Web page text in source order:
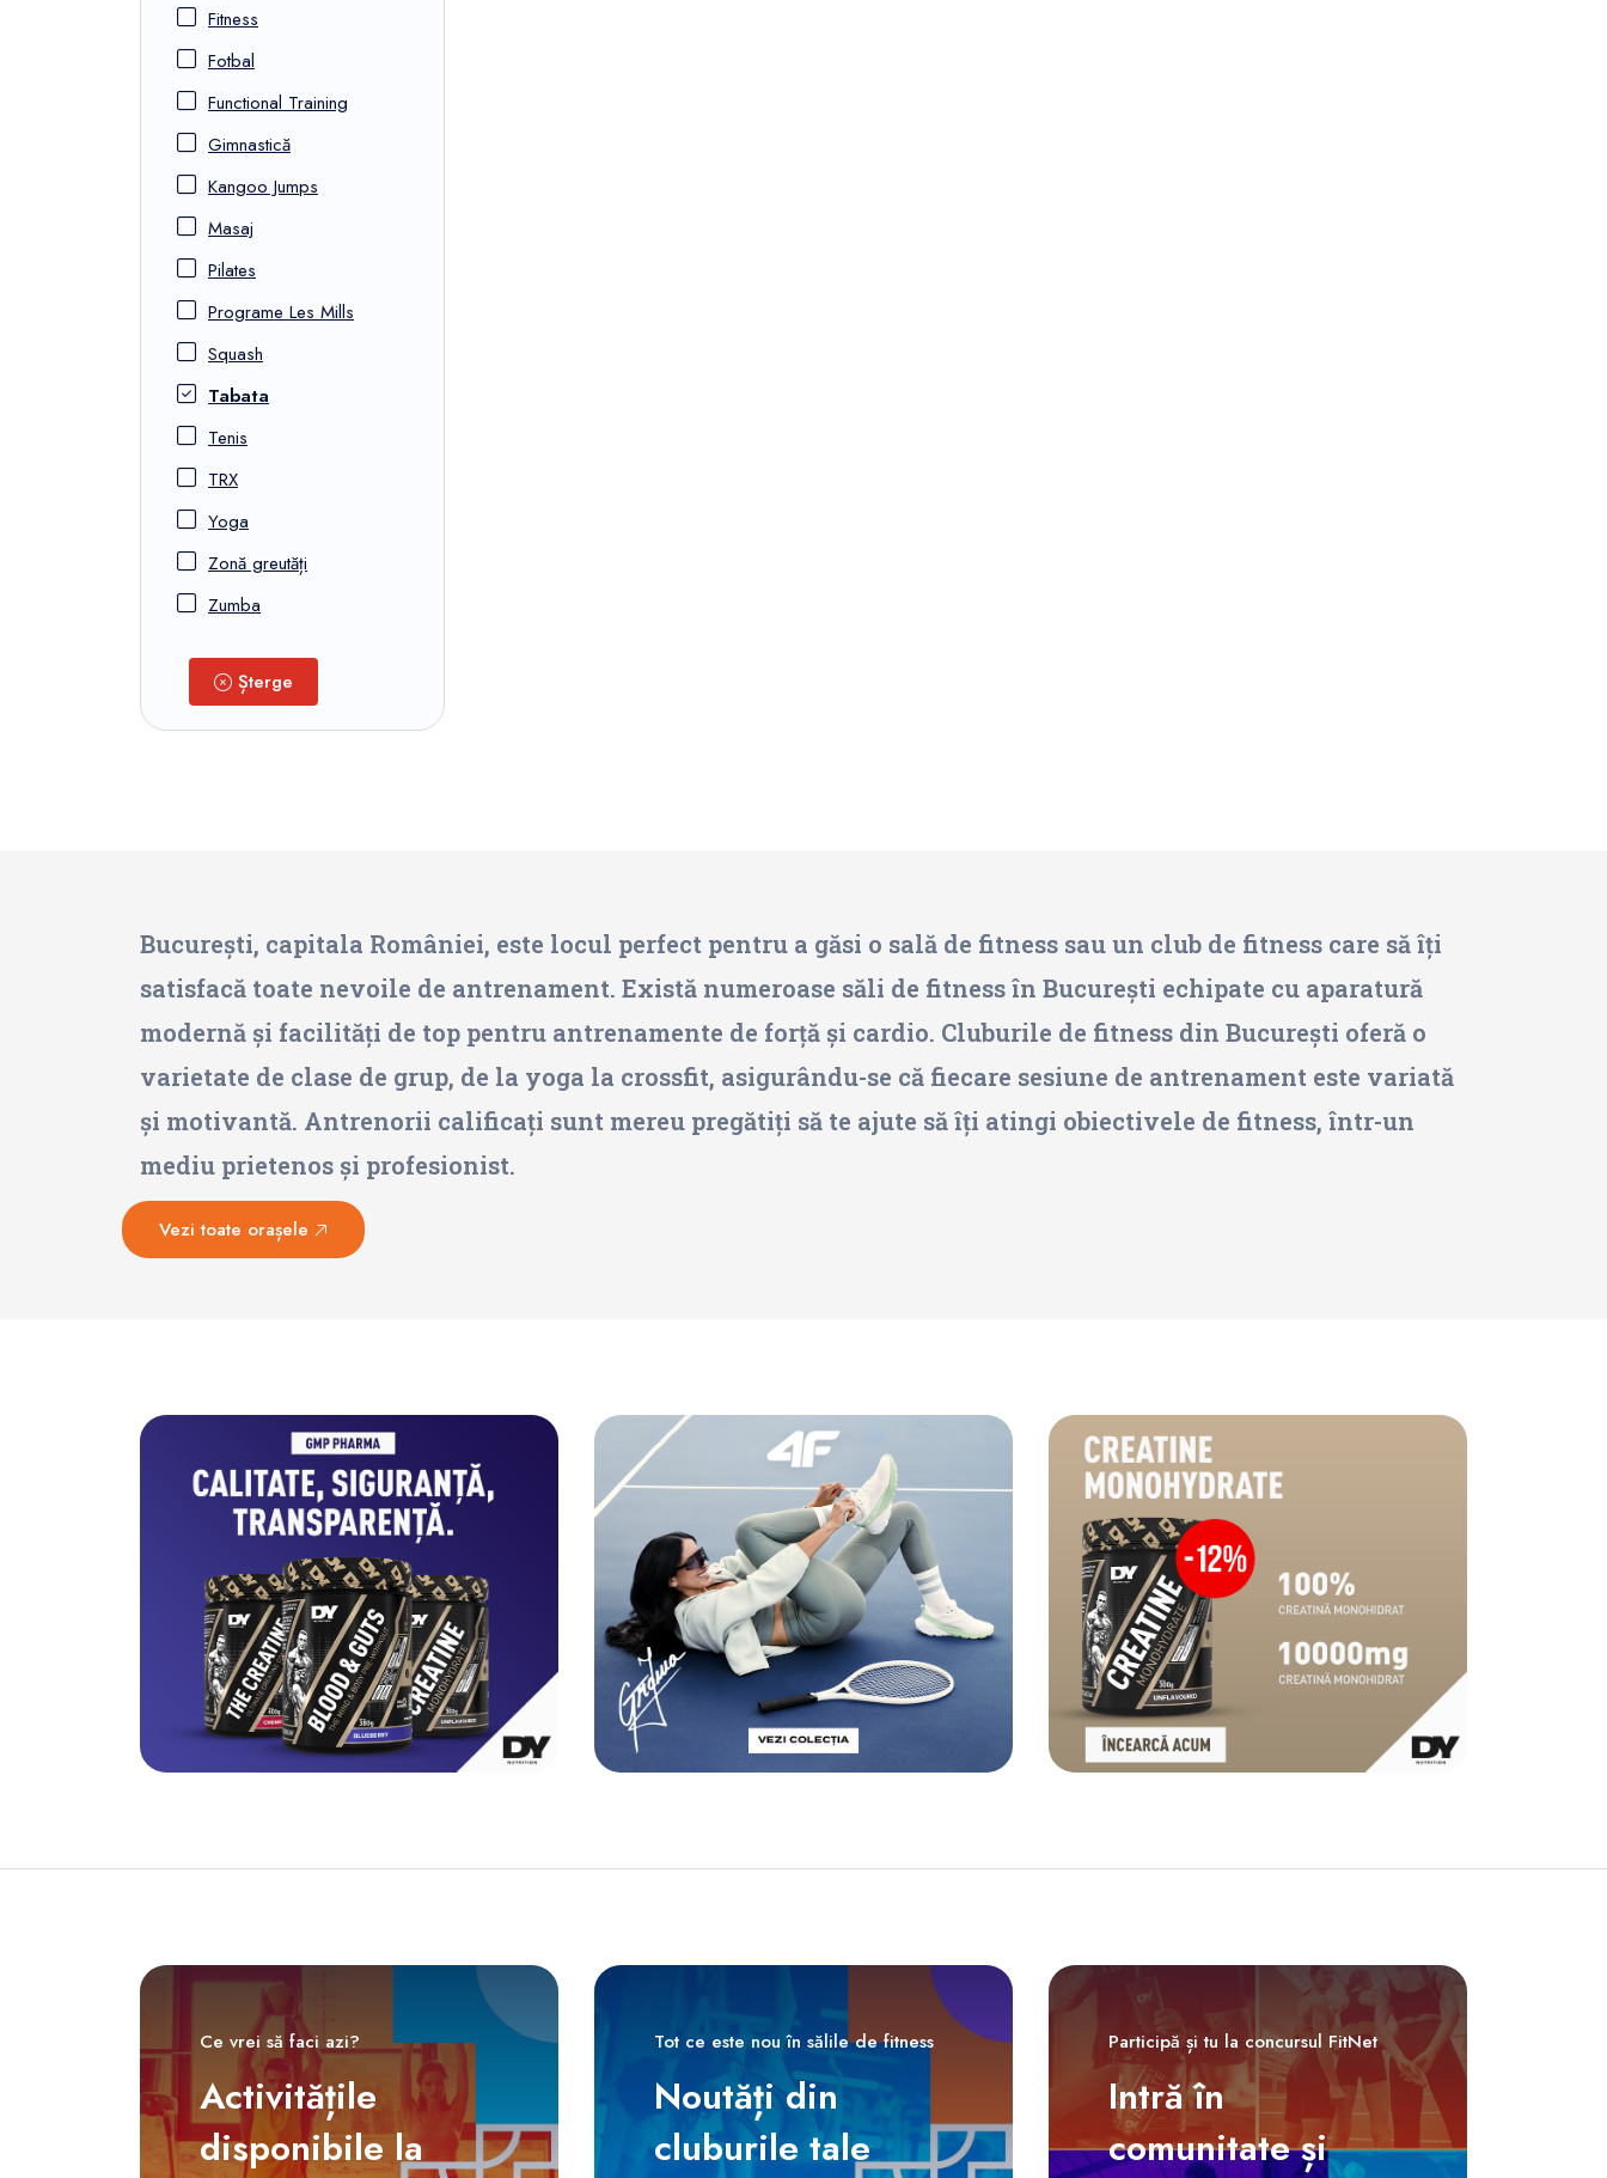
Fitness
Fotbal
Functional Training
Gimnastică
Kangoo Jumps
Masaj
Pilates
Programe Les Mills
Squash
Tabata
Tenis
TRX
Yoga
Zonă greutăți
Zumba
Șterge
București, capitala României, este locul perfect pentru a găsi o sală de fitness sau un club de fitness care să îți
satisfacă toate nevoile de antrenament. Există numeroase săli de fitness în București echipate cu aparatură
modernă și facilități de top pentru antrenamente de forță și cardio. Cluburile de fitness din București oferă o
varietate de clase de grup, de la yoga la crossfit, asigurându-se că fiecare sesiune de antrenament este variată
și motivantă. Antrenorii calificați sunt mereu pregătiți să te ajute să îți atingi obiectivele de fitness, într-un
mediu prietenos și profesionist.
Vezi toate orașele
Ce vrei să faci azi?
Activitățile
disponibile la
Tot ce este nou în sălile de fitness
Noutăți din
cluburile tale
Participă și tu la concursul FitNet
Intră în
comunitate și